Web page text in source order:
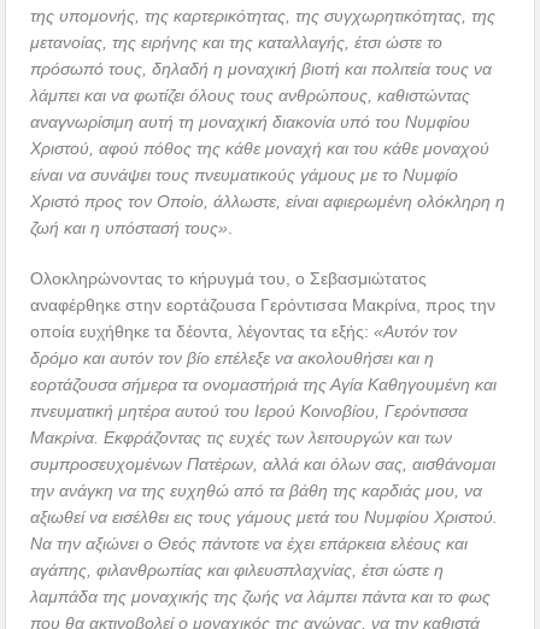
της υπομονής, της καρτερικότητας, της συγχωρητικότητας, της
μετανοίας, της ειρήνης και της καταλλαγής, έτσι ώστε το
πρόσωπό τους, δηλαδή η μοναχική βιοτή και πολιτεία τους να
λάμπει και να φωτίζει όλους τους ανθρώπους, καθιστώντας
αναγνωρίσιμη αυτή τη μοναχική διακονία υπό του Νυμφίου
Χριστού, αφού πόθος της κάθε μοναχή και του κάθε μοναχού
είναι να συνάψει τους πνευματικούς γάμους με το Νυμφίο
Χριστό προς τον Οποίο, άλλωστε, είναι αφιερωμένη ολόκληρη η
ζωή και η υπόστασή τους»
Ολοκληρώνοντας το κήρυγμά του, ο Σεβασμιώτατος
αναφέρθηκε στην εορτάζουσα Γερόντισσα Μακρίνα, προς την
οποία ευχήθηκε τα δέοντα, λέγοντας τα εξής:«Αυτόν τον
δρόμο και αυτόν τον βίο επέλεξε να ακολουθήσει και η
εορτάζουσα σήμερα τα ονομαστήριά της Αγία Καθηγουμένη και
πνευματική μητέρα αυτού του Ιερού Κοινοβίου, Γερόντισσα
Μακρίνα. Εκφράζοντας τις ευχές των λειτουργών και των
συμπροσευχομένων Πατέρων, αλλά και όλων σας, αισθάνομαι
την ανάγκη να της ευχηθώ από τα βάθη της καρδιάς μου, να
αξιωθεί να εισέλθει εις τους γάμους μετά του Νυμφίου Χριστού.
Να την αξιώνει ο Θεός πάντοτε να έχει επάρκεια ελέους και
αγάπης, φιλανθρωπίας και φιλευσπλαχνίας, έτσι ώστε η
λαμπάδα της μοναχικής της ζωής να λάμπει πάντα και το φως
που θα ακτινοβολεί ο μοναχικός της αγώνας, να την καθιστά